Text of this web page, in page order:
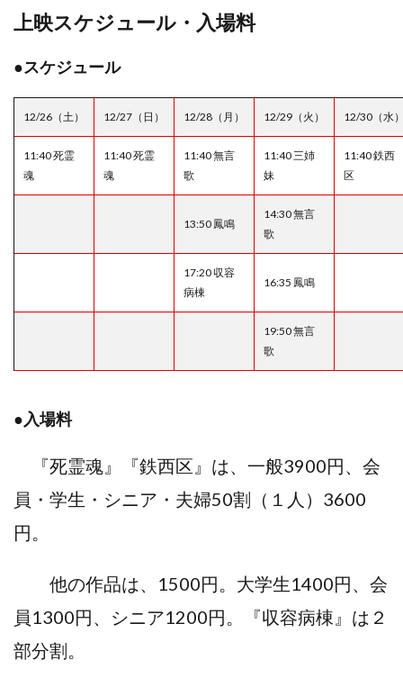
上映スケジュール・入場料
●スケジュール
12/26（土） 12/27（日） 12/28（月） 12/29（火） 12/30（水
11:40 死霊
魂
11:40 死霊
魂
11:40 無言
歌
11:40 三姉
妹
11:40 鉄西
区
13:50 鳳鳴
14:30 無言
歌
17:20 収容
病棟
16:35 鳳鳴
19:50 無言
歌
●入場料
『死霊魂』『鉄西区』は、一般3900円、会
員・学生・シニア・夫婦50割（１人）3600
円。
他の作品は、1500円。大学生1400円、会
員1300円、シニア1200円。『収容病棟』は２
部分割。